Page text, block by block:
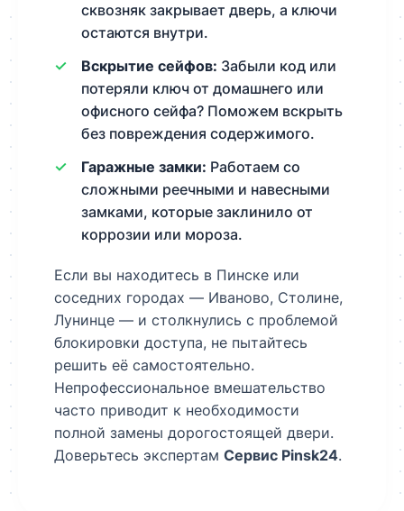
сквозняк закрывает дверь, а ключи
остаются внутри.
Вскрытие сейфов: Забыли код или
потеряли ключ от домашнего или
офисного сейфа? Поможем вскрыть
без повреждения содержимого.
Гаражные замки: Работаем со
сложными реечными и навесными
замками, которые заклинило от
коррозии или мороза.
Если вы находитесь в Пинске или
соседних городах — Иваново, Столине,
Лунинце — и столкнулись с проблемой
блокировки доступа, не пытайтесь
решить её самостоятельно.
Непрофессиональное вмешательство
часто приводит к необходимости
полной замены дорогостоящей двери.
Доверьтесь экспертам Сервис Pinsk24.